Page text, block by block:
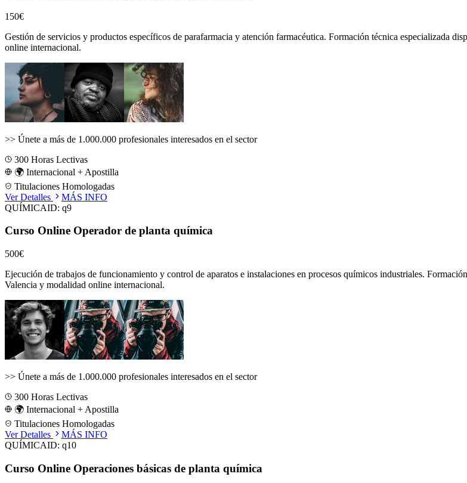
150€
Gestión de servicios y productos específicos de parafarmacia y atención farmacéutica. Formación técnica especializada
online internacional.
>> Únete a más de 1.000.000 profesionales interesados en el sector
300 Horas Lectivas
🌍 Internacional + Apostilla
Titulaciones Homologadas
Ver Detalles
MÁS INFO
QUÍMICAID: q9
Curso Online Operador de planta química
500€
Ejecución de trabajos de funcionamiento y control de aparatos e instalaciones en procesos químicos industriales.
Valencia y modalidad online internacional.
>> Únete a más de 1.000.000 profesionales interesados en el sector
300 Horas Lectivas
🌍 Internacional + Apostilla
Titulaciones Homologadas
Ver Detalles
MÁS INFO
QUÍMICAID: q10
Curso Online Operaciones básicas de planta química